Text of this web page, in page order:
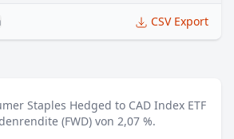
CSV Export
Staples Hedged to CAD Index ETF
(FWD) von 2,07 %.